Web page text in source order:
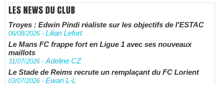
LES NEWS DU CLUB
Troyes : Edwin Pindi réaliste sur les objectifs de l'ESTAC
06/08/2026 - Lilian Lefort
Le Mans FC frappe fort en Ligue 1 avec ses nouveaux
maillots
31/07/2026 -Adeline CZ
Le Stade de Reims recrute un remplaçant du FC Lorient
03/07/2026 - Ewan L-L